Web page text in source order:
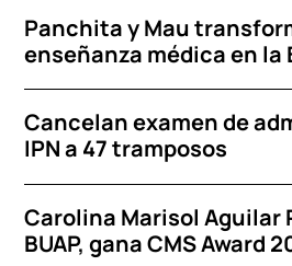
Panchita y Mau
enseñanza médica en la
Cancelan examen de
IPN a 47 tramposos
Carolina Marisol Aguilar
BUAP, gana CMS Award